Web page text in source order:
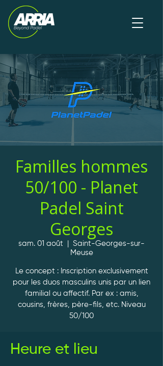
Familles hommes
50/100 - Planet
Padel Saint
Georges
sam. 01 août
Saint-Georges-sur-
Meuse
Le concept : Inscription exclusivement
pour les duos masculins unis par un lien
familial ou affectif. Par ex : amis,
cousins, frères, père-fils, etc. Niveau
50/100
Heure et lieu